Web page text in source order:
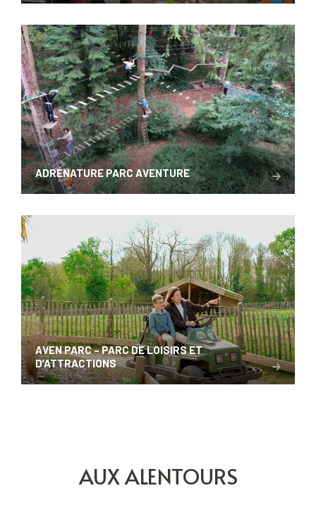
ADRÉNATURE PARC AVENTURE
AVEN PARC – PARC DE LOISIRS ET
D’ATTRACTIONS
AUX ALENTOURS